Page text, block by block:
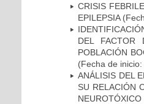
CRISIS
EPILEPSIA
DEL FACTOR
POBLACIÓN
(Fecha de
ANÁLISIS DEL
SU RELACIÓN
NEUROTÓXICO